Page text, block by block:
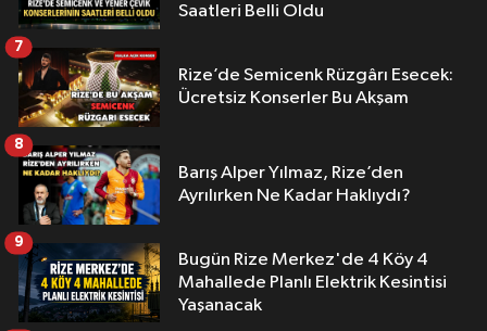
Saatleri Belli Oldu
Rize’de Semicenk Rüzgârı Esecek:
Ücretsiz Konserler Bu Akşam
7
Barış Alper Yılmaz, Rize’den
Ayrılırken Ne Kadar Haklıydı?
8
Bugün Rize Merkez'de 4 Köy 4
Mahallede Planlı Elektrik Kesintisi
Yaşanacak
9